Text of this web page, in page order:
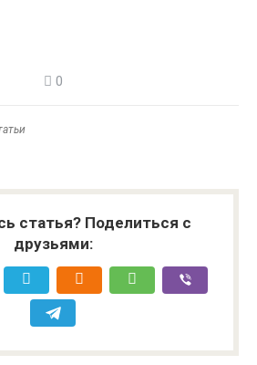
0
статья? Поделиться с
друзьями: